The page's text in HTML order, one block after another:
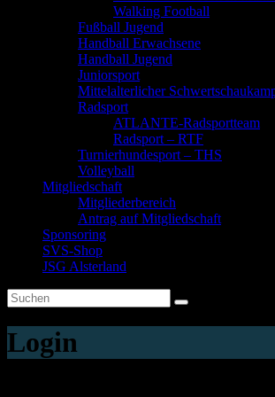
Walking Football
Fußball Jugend
Handball Erwachsene
Handball Jugend
Juniorsport
Mittelalterlicher
Radsport
ATLANTE-Radsportteam
Radsport – RTF
Turnierhundesport – THS
Volleyball
Mitgliedschaft
Mitgliederbereich
Antrag auf Mitgliedschaft
Sponsoring
SVS-Shop
JSG Alsterland
Login